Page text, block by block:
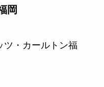
岡
ツ・カールトン福